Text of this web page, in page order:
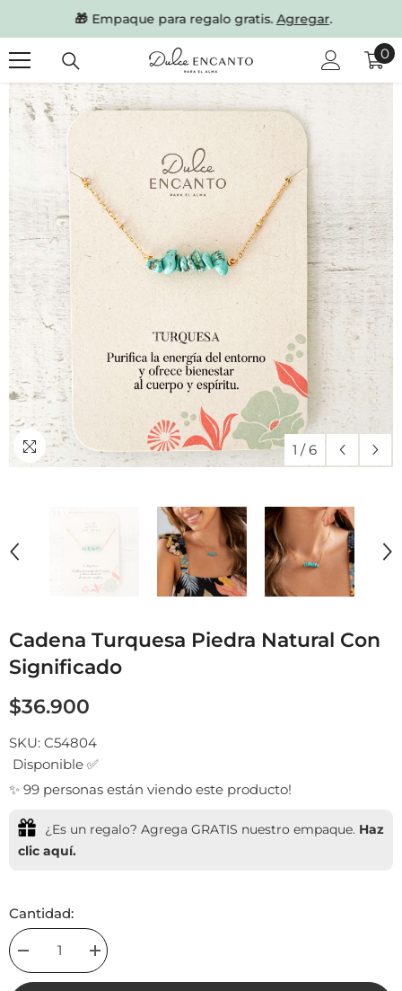
SKIP TO CONTENT
🎁 Empaque para regalo gratis.Agregar.
00
1 / 6
Cadena Turquesa Piedra Natural Con
Significado
$36.900
SKU: C54804
Disponible ✅
✨ 99 personas están viendo este producto!
¿Es un regalo? Agrega GRATIS nuestro empaque. Haz
clic aquí.
Cantidad:
Decrease
quantity
for
Increase
quantity
for